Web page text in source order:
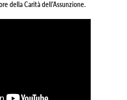
della Carità dell’Assunzione.